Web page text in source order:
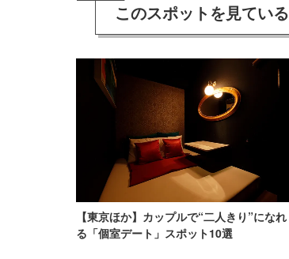
このスポットを見ている
【東京ほか】カップルで“二人きり”になれ
る「個室デート」スポット10選